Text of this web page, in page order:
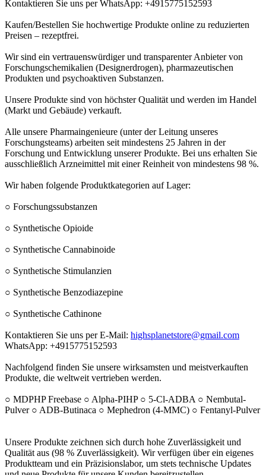
Kontaktieren Sie uns per WhatsApp: +4915775152593
Kaufen/Bestellen Sie hochwertige Produkte online zu reduzierten
Preisen – rezeptfrei.
Wir sind ein vertrauenswürdiger und transparenter Anbieter von
Forschungschemikalien (Designerdrogen), pharmazeutischen
Produkten und psychoaktiven Substanzen.
Unsere Produkte sind von höchster Qualität und werden im Handel
(Markt und Gebäude) verkauft.
Alle unsere Pharmaingenieure (unter der Leitung unseres
Forschungsteams) arbeiten seit mindestens 25 Jahren in der
Forschung und Entwicklung unserer Produkte. Bei uns erhalten Sie
ausschließlich Arzneimittel mit einer Reinheit von mindestens 98 %.
Wir haben folgende Produktkategorien auf Lager:
○ Forschungssubstanzen
○ Synthetische Opioide
○ Synthetische Cannabinoide
○ Synthetische Stimulanzien
○ Synthetische Benzodiazepine
○ Synthetische Cathinone
Kontaktieren Sie uns per E-Mail: highsplanetstore@gmail.com
WhatsApp: +4915775152593
Nachfolgend finden Sie unsere wirksamsten und meistverkauften
Produkte, die weltweit vertrieben werden.
○ MDPHP Freebase ○ Alpha-PIHP ○ 5-Cl-ADBA ○ Nembutal-
Pulver ○ ADB-Butinaca ○ Mephedron (4-MMC) ○ Fentanyl-Pulver
Unsere Produkte zeichnen sich durch hohe Zuverlässigkeit und
Qualität aus (98 % Zuverlässigkeit). Wir verfügen über ein eigenes
Produktteam und ein Präzisionslabor, um stets technische Updates